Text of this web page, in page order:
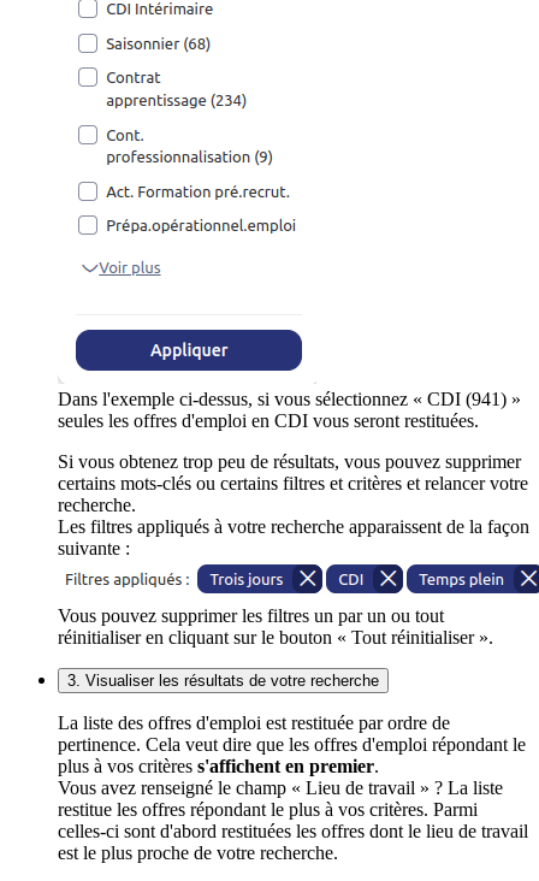
Dans l'exemple ci-dessus, si vous sélectionnez « CDI (941) »
seules les offres d'emploi en CDI vous seront restituées.
Si vous obtenez trop peu de résultats, vous pouvez supprimer
certains mots-clés ou certains filtres et critères et relancer votre
recherche.
Les filtres appliqués à votre recherche apparaissent de la façon
suivante :
Vous pouvez supprimer les filtres un par un ou tout
réinitialiser en cliquant sur le bouton « Tout réinitialiser ».
3. Visualiser les résultats de votre recherche
La liste des offres d'emploi est restituée par ordre de
pertinence. Cela veut dire que les offres d'emploi répondant le
plus à vos critères s'affichent en premier.
Vous avez renseigné le champ « Lieu de travail » ? La liste
restitue les offres répondant le plus à vos critères. Parmi
celles-ci sont d'abord restituées les offres dont le lieu de travail
est le plus proche de votre recherche.